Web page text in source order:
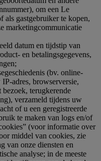
om een Le
als gastgebruiker te kopen,
marketingcommunicatie
datum en tijdstip van
en betalingsgegevens,
(bv. online-
adres, browserversie,
bezoek, terugkerende
verzameld tijdens uw
of u een geregistreerde
te maken van logs en/of
(voor informatie over
middel van cookies, zie
van onze diensten en
analyse; in de meeste